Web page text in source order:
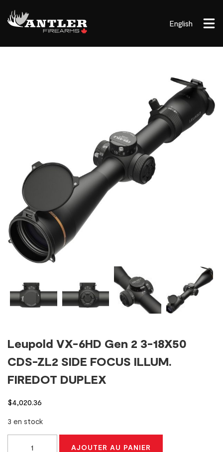
English
Leupold VX-6HD Gen 2 3-18X50
CDS-ZL2 SIDE FOCUS ILLUM.
FIREDOT DUPLEX
$4,020.36
3 en stock
AJOUTER AU PANIER